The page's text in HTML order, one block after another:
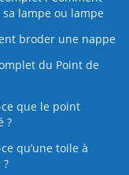
lampe ou lampe
broder une nappe
du Point de
ce que le point
?
qu’une toile à